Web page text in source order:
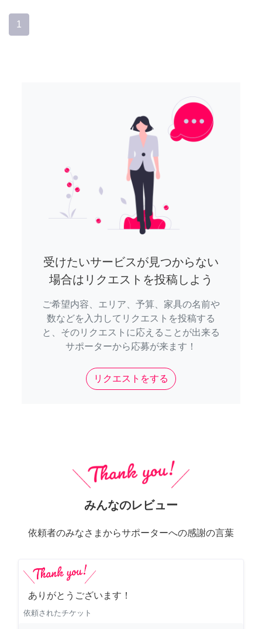
1
受けたいサービスが見つからない
場合はリクエストを投稿しよう
ご希望内容、エリア、予算、家具の名前や
数などを入力してリクエストを投稿する
と、そのリクエストに応えることが出来る
サポーターから応募が来ます！
リクエストをする
みんなのレビュー
依頼者のみなさまからサポーターへの感謝の言葉
ありがとうございます！
依頼されたチケット